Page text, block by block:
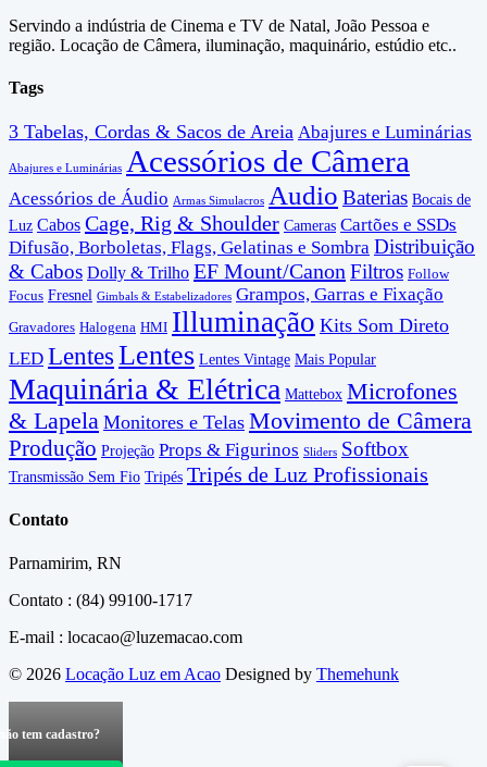
Servindo a indústria de Cinema e TV de Natal, João Pessoa e
região. Locação de Câmera, iluminação, maquinário, estúdio etc..
Tags
3 Tabelas, Cordas & Sacos de Areia Abajures e Luminárias
Abajures e Luminárias Acessórios de Câmera
Acessórios de Áudio Armas Simulacros Audio Baterias Bocais de
Luz Cabos Cage, Rig & Shoulder Cameras Cartões e SSDs
Difusão, Borboletas, Flags, Gelatinas e Sombra Distribuição
& Cabos Dolly & Trilho EF Mount/Canon Filtros Follow
Focus Fresnel Gimbals & Estabelizadores Grampos, Garras e Fixação
Gravadores Halogena HMI Illuminação Kits Som Direto
LED Lentes Lentes Lentes Vintage Mais Popular
Maquinária & Elétrica Mattebox Microfones
& Lapela Monitores e Telas Movimento de Câmera
Produção Projeção Props & Figurinos Sliders Softbox
Transmissão Sem Fio Tripés Tripés de Luz Profissionais
Contato
Parnamirim, RN
Contato : (84) 99100-1717
E-mail : locacao@luzemacao.com
© 2026 Locação Luz em Acao Designed by Themehunk
tem cadastro?